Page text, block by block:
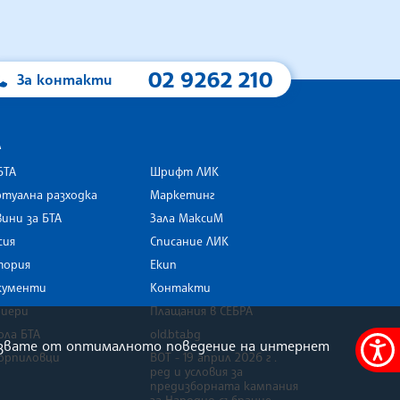
Меню
За контакти 02 9262 210
разходка
за БТА
БТА
Шрифт ЛИК
Маркетинг
Зала МаксиМ
Списание ЛИК
Екип
Контакти
Плащания в СЕБРА
old.bta.bg
ВОТ - 19 април 2026 г .
ред и условия за
предизборната кампания
от оптималното поведение на интернет